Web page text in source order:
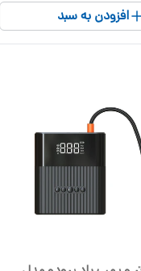
افزودن به سبد